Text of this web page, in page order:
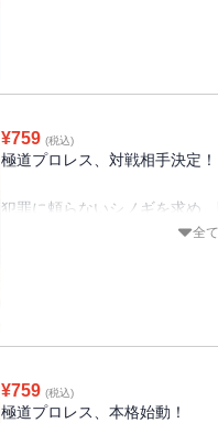
優勝者には、「五代目任命権
極道潜入伝説、“送故迎新”の第
¥759 (税込)
極道プロレス、対戦相手決定！
犯罪に頼らないシノギを求め
極道潜入伝説、“疾風怒濤”の第
全
¥759 (税込)
極道プロレス、本格始動！